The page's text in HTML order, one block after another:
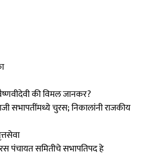
की विमल जानकर?
सभापतींमध्ये चुरस; निकालांनी राजकीय
पंचायत समितीचे सभापतिपद हे